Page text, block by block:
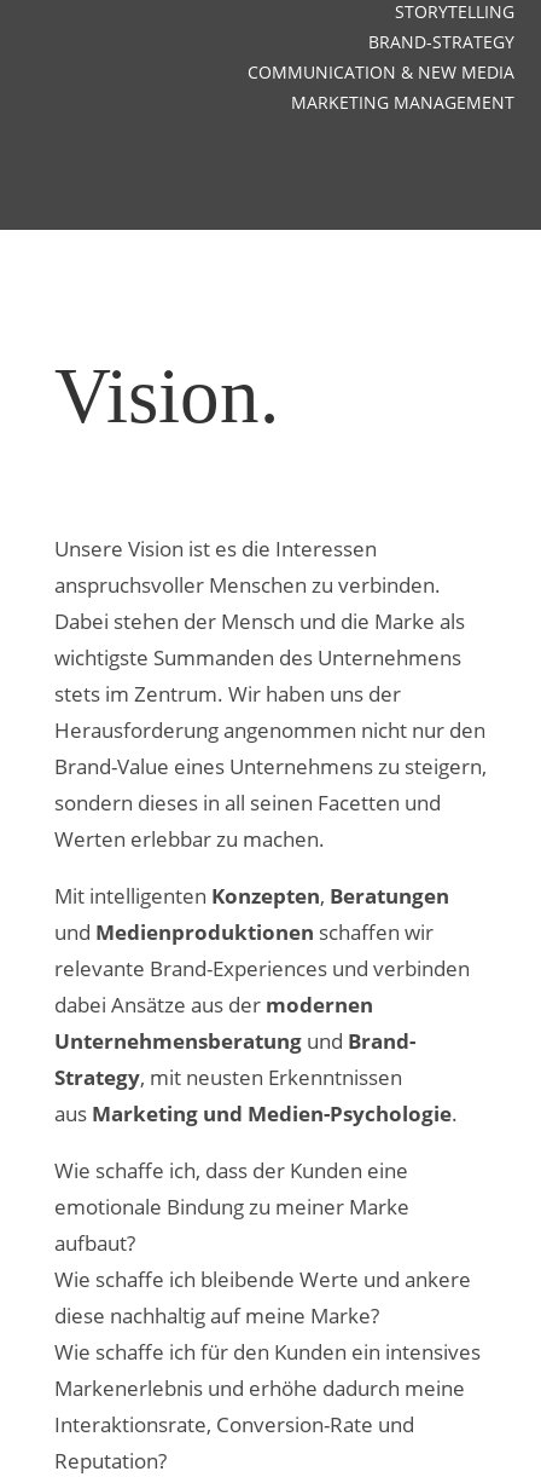
STORYTELLING
BRAND-STRATEGY
COMMUNICATION & NEW MEDIA
MARKETING MANAGEMENT
Vision.
Unsere Vision ist es die Interessen
anspruchsvoller Menschen zu verbinden.
Dabei stehen der Mensch und die Marke als
wichtigste Summanden des Unternehmens
stets im Zentrum. Wir haben uns der
Herausforderung angenommen nicht nur den
Brand-Value eines Unternehmens zu steigern,
sondern dieses in all seinen Facetten und
Werten erlebbar zu machen.
Mit intelligenten Konzepten, Beratungen
und Medienproduktionen schaffen wir
relevante Brand-Experiences und verbinden
dabei Ansätze aus der modernen
Unternehmensberatungund Brand-
Strategy, mit neusten Erkenntnissen
aus Marketing und Medien-Psychologie.
Wie schaffe ich, dass der Kunden eine
emotionale Bindung zu meiner Marke
aufbaut?
Wie schaffe ich bleibende Werte und ankere
diese nachhaltig auf meine Marke?
Wie schaffe ich für den Kunden ein intensives
Markenerlebnis und erhöhe dadurch meine
Interaktionsrate, Conversion-Rate und
Reputation?